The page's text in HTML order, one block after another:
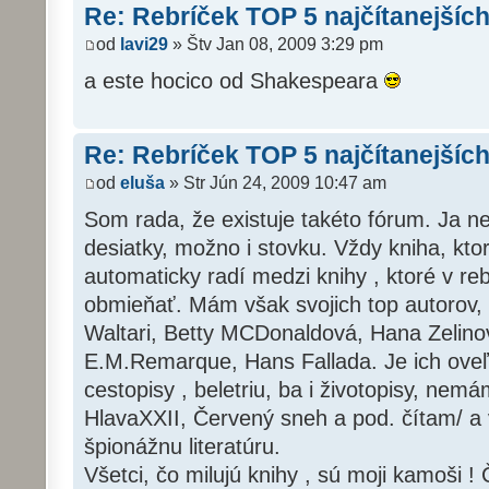
Re: Rebríček TOP 5
od lavi29 » Štv Jan 08, 2009 3:29 pm
a este hocico od Shakespeara
Re: Rebríček TOP 5
od eluša » Str Jún 24, 2009 10:47 am
Som rada, že existuje takéto fórum. Ja
desiatky, možno i stovku. Vždy kniha,
automaticky radí medzi knihy , ktoré v
obmieňať. Mám však svojich top
Waltari, Betty MCDonaldová, Hana
E.M.Remarque, Hans Fallada. Je ich
cestopisy , beletriu, ba i životopisy,
HlavaXXII, Červený sneh a pod. čítam/
špionážnu literatúru.
Všetci, čo milujú knihy , sú moji kamoši !